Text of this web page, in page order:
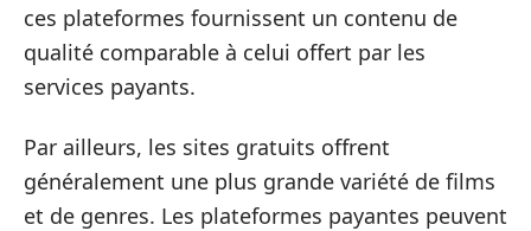
ces plateformes fournissent un contenu de
qualité comparable à celui offert par les
services payants.
Par ailleurs, les sites gratuits offrent
généralement une plus grande variété de films
et de genres. Les plateformes payantes peuvent